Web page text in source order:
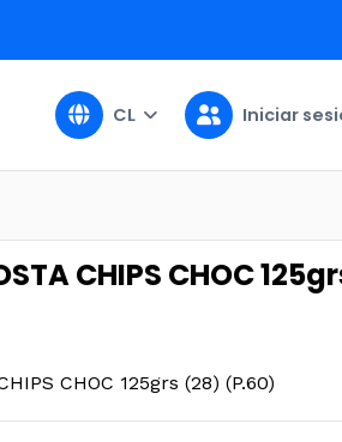
CL Iniciar
CHIPS CHOC
CHOC 125grs (28) (P.60)